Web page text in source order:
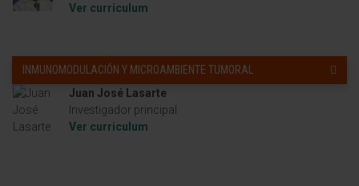
Ver curriculum
INMUNOMODULACIÓN Y MICROAMBIENTE TUMORAL
Juan José Lasarte
Investigador principal
Ver curriculum